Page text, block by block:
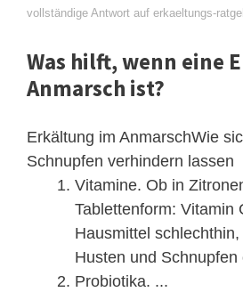
vollständige Antwort auf erkaeltungs-
Was hilft, wenn eine
Anmarsch ist?
Erkältung im AnmarschWie
Schnupfen verhindern lassen
Vitamine. Ob in
Tablettenform: Vitamin
Hausmittel
Husten und Schnupfen
Probiotika. ...